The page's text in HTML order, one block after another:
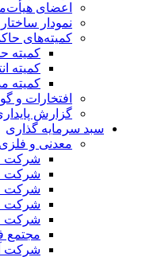
اعضای
نمودار
کمیته‌های
کمیته
کمیته
کمیته
افتخارات و
گزارش
سبد سرمایه گذاری
معدنی و فلزی
شرکت
شرکت
شرکت
شرکت
شرکت
مجتمع
شرکت